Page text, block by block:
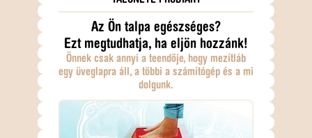
Az Ön talpa egészséges?
Ezt megtudhatja, ha eljön hozzánk!
Önnek csak annyi a teendõje, hogy mezítláb
egy üveglapra áll, a többi a számítógép és a mi
dolgunk.